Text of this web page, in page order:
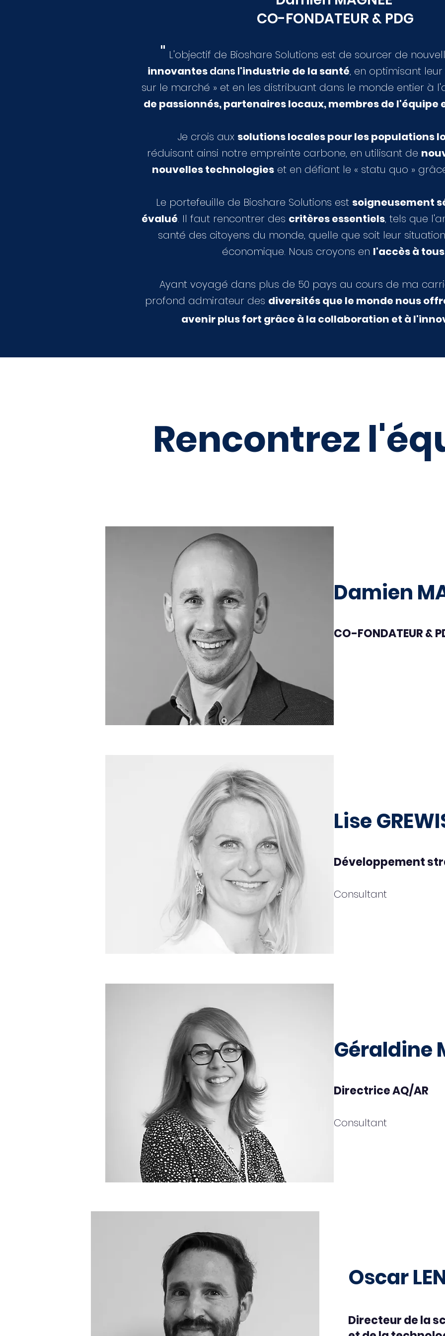
CO-FONDATEUR & PDG
" L'objectif de Bioshare Solutions est de sourcer de
innovantesdans l'industrie de la santé, en optimisant
sur le marché » et en les distribuant dans le monde entier à
de passionnés, partenaires locaux, membres de
Je crois aux solutions locales pour les populations
réduisant ainsi notre empreinte carbone, en utilisant de
nouvelles technologieset en défiant le « statu quo »
Le portefeuille de Bioshare Solutions est soigneusement
évalué. Il faut rencontrer des critères essentiels, tels que
santé des citoyens du monde, quelle que soit leur
économique. Nous croyons en l'accès à tous.
Ayant voyagé dans plus de 50 pays au cours de ma
profond admirateur des diversités que le monde nous
avenir plus fort grâce à la collaboration et à
Rencontrez
Damien
CO-FONDATEUR &
Lise
Développement
Consultant
Géraldine
Directrice AQ/AR
Consultant
Oscar
Directeur de la